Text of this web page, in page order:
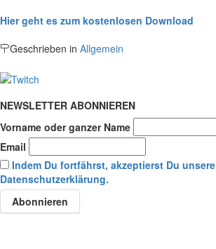
Hier geht es zum kostenlosen Download
Geschrieben in Allgemein
NEWSLETTER ABONNIEREN
Vorname oder ganzer Name
Email
Indem Du fortfährst, akzeptierst Du unsere
Datenschutzerklärung.